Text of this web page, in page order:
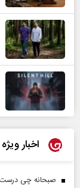
اخبار ویژه